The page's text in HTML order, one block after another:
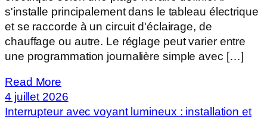
s'installe principalement dans le tableau électrique
et se raccorde à un circuit d'éclairage, de
chauffage ou autre. Le réglage peut varier entre
une programmation journalière simple avec […]
Read More
4 juillet 2026
Interrupteur avec voyant lumineux : installation et